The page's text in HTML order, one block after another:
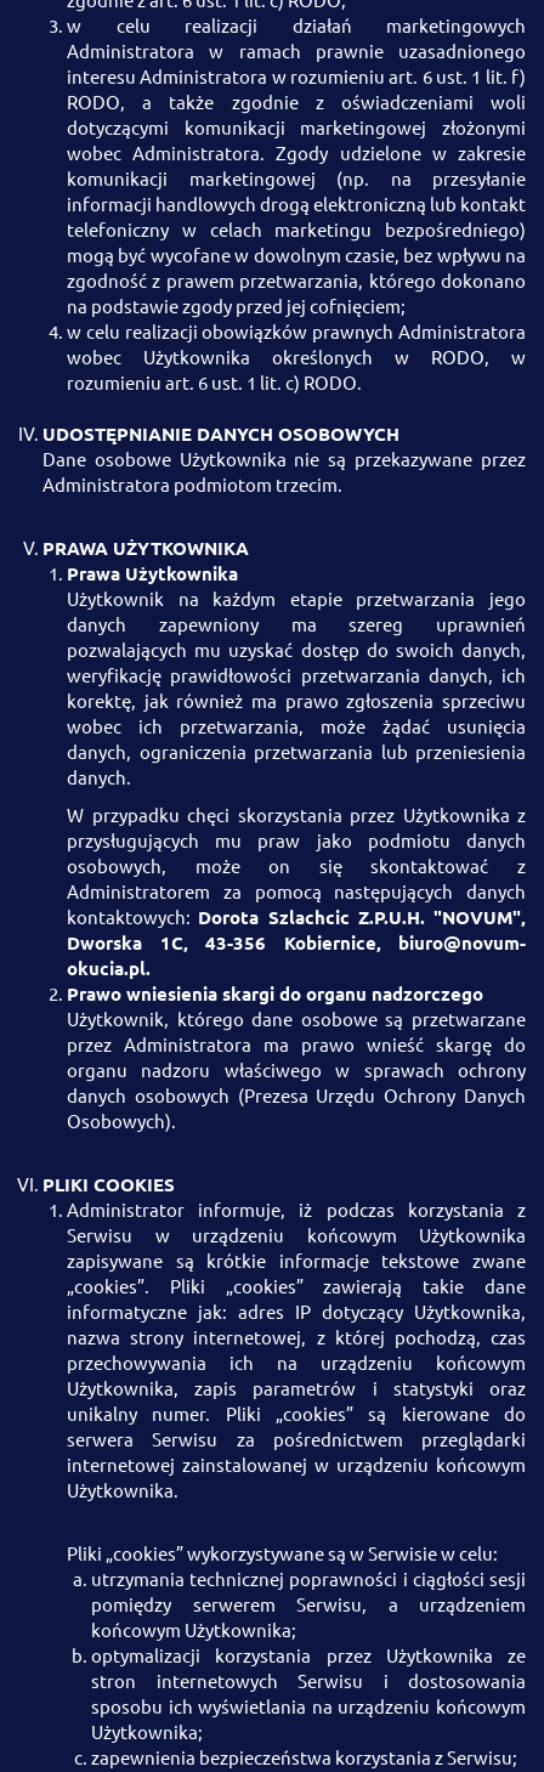
w celu realizacji działań marketingowych
Administratora w ramach prawnie uzasadnionego
interesu Administratora w rozumieniu art. 6 ust. 1 lit. f)
RODO, a także zgodnie z oświadczeniami woli
dotyczącymi komunikacji marketingowej złożonymi
wobec Administratora. Zgody udzielone w zakresie
komunikacji marketingowej (np. na przesyłanie
informacji handlowych drogą elektroniczną lub kontakt
telefoniczny w celach marketingu bezpośredniego)
mogą być wycofane w dowolnym czasie, bez wpływu na
zgodność z prawem przetwarzania, którego dokonano
na podstawie zgody przed jej cofnięciem;
w celu realizacji obowiązków prawnych Administratora
wobec Użytkownika określonych w RODO, w
rozumieniu art. 6 ust. 1 lit. c) RODO.
UDOSTĘPNIANIE DANYCH OSOBOWYCH
Dane osobowe Użytkownika nie są przekazywane przez
Administratora podmiotom trzecim.
PRAWA UŻYTKOWNIKA
Prawa Użytkownika
Użytkownik na każdym etapie przetwarzania jego
danych zapewniony ma szereg uprawnień
pozwalających mu uzyskać dostęp do swoich danych,
weryfikację prawidłowości przetwarzania danych, ich
korektę, jak również ma prawo zgłoszenia sprzeciwu
wobec ich przetwarzania, może żądać usunięcia
danych, ograniczenia przetwarzania lub przeniesienia
danych.
W przypadku chęci skorzystania przez Użytkownika z
przysługujących mu praw jako podmiotu danych
osobowych, może on się skontaktować z
Administratorem za pomocą następujących danych
kontaktowych: Dorota Szlachcic Z.P.U.H. "NOVUM",
Dworska 1C, 43-356 Kobiernice, biuro@novum-
okucia.pl.
Prawo wniesienia skargi do organu nadzorczego
Użytkownik, którego dane osobowe są przetwarzane
przez Administratora ma prawo wnieść skargę do
organu nadzoru właściwego w sprawach ochrony
danych osobowych (Prezesa Urzędu Ochrony Danych
Osobowych).
PLIKI COOKIES
Administrator informuje, iż podczas korzystania z
Serwisu w urządzeniu końcowym Użytkownika
zapisywane są krótkie informacje tekstowe zwane
„cookies”. Pliki „cookies” zawierają takie dane
informatyczne jak: adres IP dotyczący Użytkownika,
nazwa strony internetowej, z której pochodzą, czas
przechowywania ich na urządzeniu końcowym
Użytkownika, zapis parametrów i statystyki oraz
unikalny numer. Pliki „cookies” są kierowane do
serwera Serwisu za pośrednictwem przeglądarki
internetowej zainstalowanej w urządzeniu końcowym
Użytkownika.
Pliki „cookies” wykorzystywane są w Serwisie w celu:
utrzymania technicznej poprawności i ciągłości sesji
pomiędzy serwerem Serwisu, a urządzeniem
końcowym Użytkownika;
optymalizacji korzystania przez Użytkownika ze
stron internetowych Serwisu i dostosowania
sposobu ich wyświetlania na urządzeniu końcowym
Użytkownika;
zapewnienia bezpieczeństwa korzystania z Serwisu;